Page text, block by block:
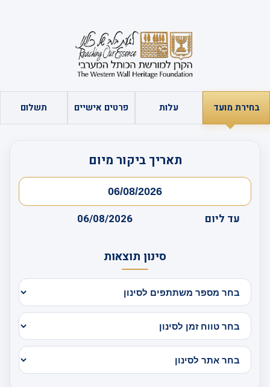
בחירת מועד עלות פרטים אישיים תשלום
תאריך ביקור מיום
עד ליום 06/08/2026
סינון תוצאות